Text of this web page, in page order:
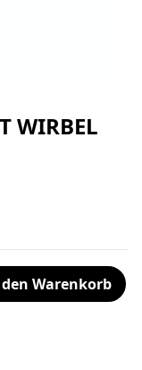
WIRBEL
Warenkorb